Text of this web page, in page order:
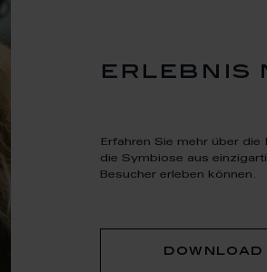
erlebnis
Erfahren Sie mehr über
die Symbiose aus
Besucher erleben können.
download